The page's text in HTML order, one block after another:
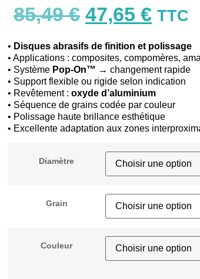
85,49€ 47,65€ TTC
• Disques abrasifs de finition et polissage
• Applications : composites, compomères,
• Système Pop-On™ → changement rapide
• Support flexible ou rigide selon indication
• Revêtement :oxyde d’aluminium
• Séquence de grains codée par couleur
• Polissage haute brillance esthétique
• Excellente adaptation aux zones
Diamètre
Grain
Couleur